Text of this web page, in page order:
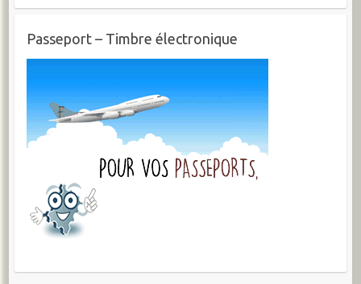
Passeport – Timbre électronique